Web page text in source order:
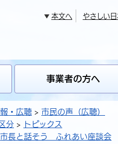
本文へ やさしい
事業者の方へ
・広聴
市民の声（広聴）
分
トピックス
市長と話そう ふれあい座談会